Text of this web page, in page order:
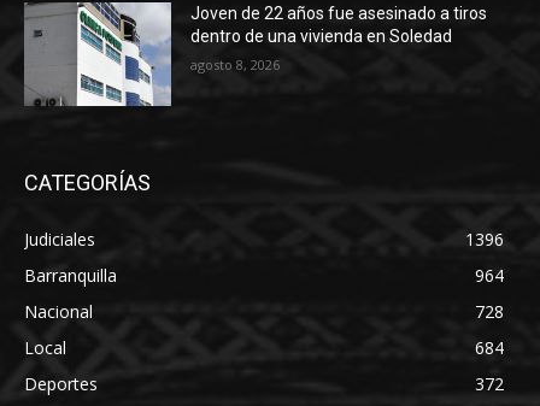
Joven de 22 años fue asesinado a tiros
dentro de una vivienda en Soledad
agosto 8, 2026
CATEGORÍAS
Judiciales
1396
Barranquilla
964
Nacional
728
Local
684
Deportes
372